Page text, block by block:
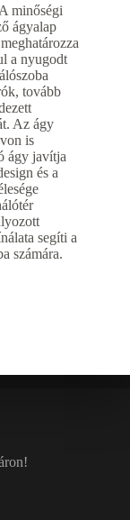
minőségi
ágyalap
a nyugodt
tovább
Az ágy
is
ágy javítja
és a
segíti a
számára.